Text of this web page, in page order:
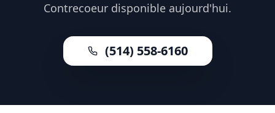
Contrecoeur disponible aujourd'hui.
(514) 558-6160